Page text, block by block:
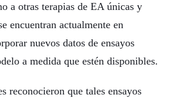
a otras terapias de EA únicas y
encuentran actualmente en
nuevos datos de ensayos
a medida que estén disponibles.
reconocieron que tales ensayos